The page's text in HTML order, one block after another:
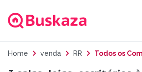
Home venda RR Todos os